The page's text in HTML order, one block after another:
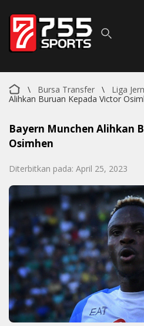
\ Bursa Transfer \ Liga
Alihkan Buruan Kepada Victor
Bayern Munchen Alihkan
Osimhen
Diterbitkan pada: April 25, 2023